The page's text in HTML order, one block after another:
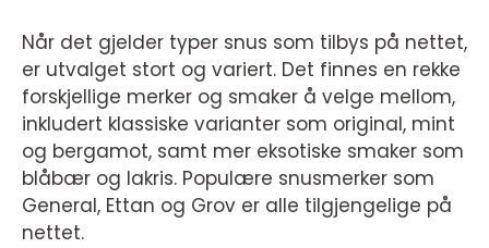
Når det gjelder typer snus som tilbys på nettet,
er utvalget stort og variert. Det finnes en rekke
forskjellige merker og smaker å velge mellom,
inkludert klassiske varianter som original, mint
og bergamot, samt mer eksotiske smaker som
blåbær og lakris. Populære snusmerker som
General, Ettan og Grov er alle tilgjengelige på
nettet.